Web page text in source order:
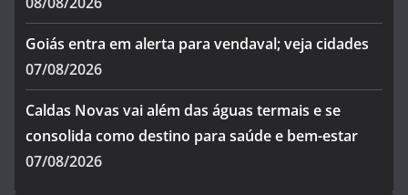
Goiás entra em alerta para vendaval; veja cidades
07/08/2026
Caldas Novas vai além das águas termais e se
consolida como destino para saúde e bem-estar
07/08/2026